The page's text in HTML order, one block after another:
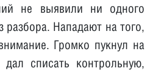
не выявили ни одного
разбора. Нападают на того,
Громко пукнул на
дал списать контрольную,